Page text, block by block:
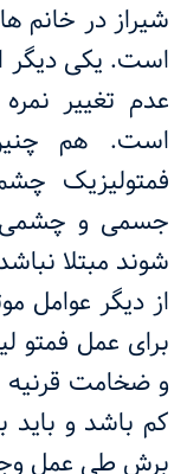
است. یکی دیگر
عدم تغییر
است. هم
فمتولیزیک
جسمی و چشمی
شوند مبتلا
از دیگر عوامل
برای عمل فمتو
و ضخامت
کم باشد و باید
برش طی عمل